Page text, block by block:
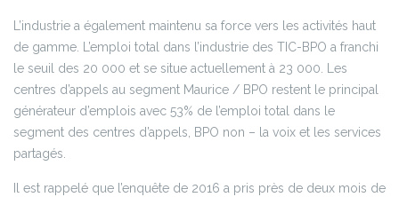
L’industrie a également maintenu sa force vers les activités haut
de gamme. L’emploi total dans l’industrie des TIC-BPO a franchi
le seuil des 20 000 et se situe actuellement à 23 000. Les
centres d’appels au segment Maurice / BPO restent le principal
générateur d’emplois avec 53% de l’emploi total dans le
segment des centres d’appels, BPO non – la voix et les services
partagés.
Il est rappelé que l’enquête de 2016 a pris près de deux mois de